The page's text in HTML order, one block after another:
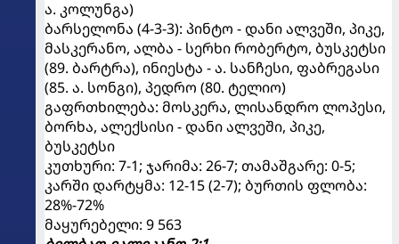
ა. კოლუნგა)
ბარსელონა (4-3-3): პინტო - დანი ალვეში, პიკე,
მასკერანო, ალბა - სერხი რობერტო, ბუსკეტსი
(89. ბარტრა), ინიესტა - ა. სანჩესი, ფაბრეგასი
(85. ა. სონგი), პედრო (80. ტელიო)
გაფრთხილება: მოსკერა, ლისანდრო ლოპესი,
ბორხა, ალექსისი - დანი ალვეში, პიკე,
ბუსკეტსი
კუთხური: 7-1; ჯარიმა: 26-7; თამაშგარე: 0-5;
კარში დარტყმა: 12-15 (2-7); ბურთის ფლობა:
28%-72%
მაყურებელი: 9 563